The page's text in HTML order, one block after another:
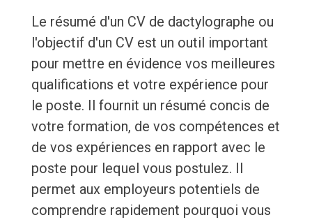
Le résumé d'un CV de dactylographe ou
l'objectif d'un CV est un outil important
pour mettre en évidence vos meilleures
qualifications et votre expérience pour
le poste. Il fournit un résumé concis de
votre formation, de vos compétences et
de vos expériences en rapport avec le
poste pour lequel vous postulez. Il
permet aux employeurs potentiels de
comprendre rapidement pourquoi vous